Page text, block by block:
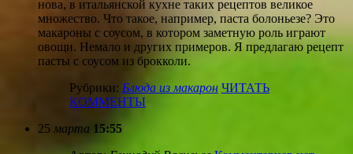
нова, в итальянской кухне таких рецептов великое
множество. Что такое, например, паста болоньезе? Это
макароны с соусом, в котором заметную роль играют
овощи. Немало и других примеров. Я предлагаю рецепт
пасты с соусом из брокколи.
Рубрики: Блюда из макарон ЧИТАТЬ
КОММЕНТЫ
25 марта 15:55